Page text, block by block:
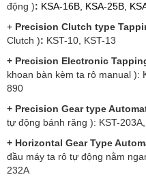
động ): KSA-16B, KSA-25B,
+ Precision Clutch type
Clutch ): KST-10, KST-13
+ Precision Electronic
khoan bàn kèm ta rô manual ):
890
+ Precision Gear type
tự động bánh răng ): KST-
+ Horizontal Gear Type
đầu máy ta rô tự động nằm
232A